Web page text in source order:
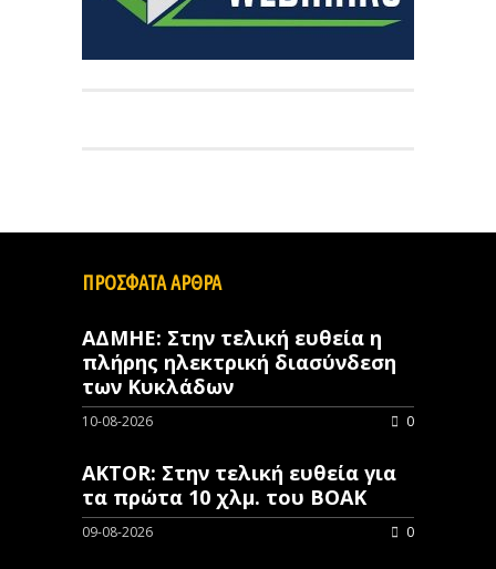
ΠΡΟΣΦΑΤΑ ΑΡΘΡΑ
ΑΔΜΗΕ: Στην τελική ευθεία η
πλήρης ηλεκτρική διασύνδεση
των Κυκλάδων
10-08-2026 0
AKTOR: Στην τελική ευθεία για
τα πρώτα 10 χλμ. του ΒΟΑΚ
09-08-2026 0